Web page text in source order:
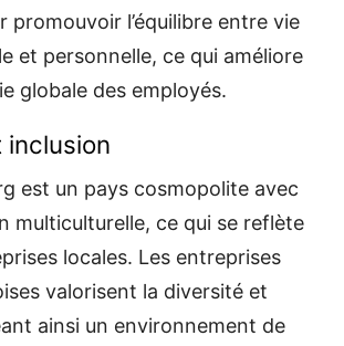
promouvoir l’équilibre entre vie
et personnelle, ce qui améliore
globale des employés.
inclusion
est un pays cosmopolite avec
multiculturelle, ce qui se reflète
locales. Les entreprises
valorisent la diversité et
ainsi un environnement de